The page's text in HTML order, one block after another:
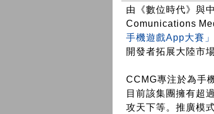
由《數位時代》與
Comunications
手機遊戲App大賽」
開發者拓展大陸市
CCMG專注於為手
目前該集團擁有超
攻天下等。推廣模